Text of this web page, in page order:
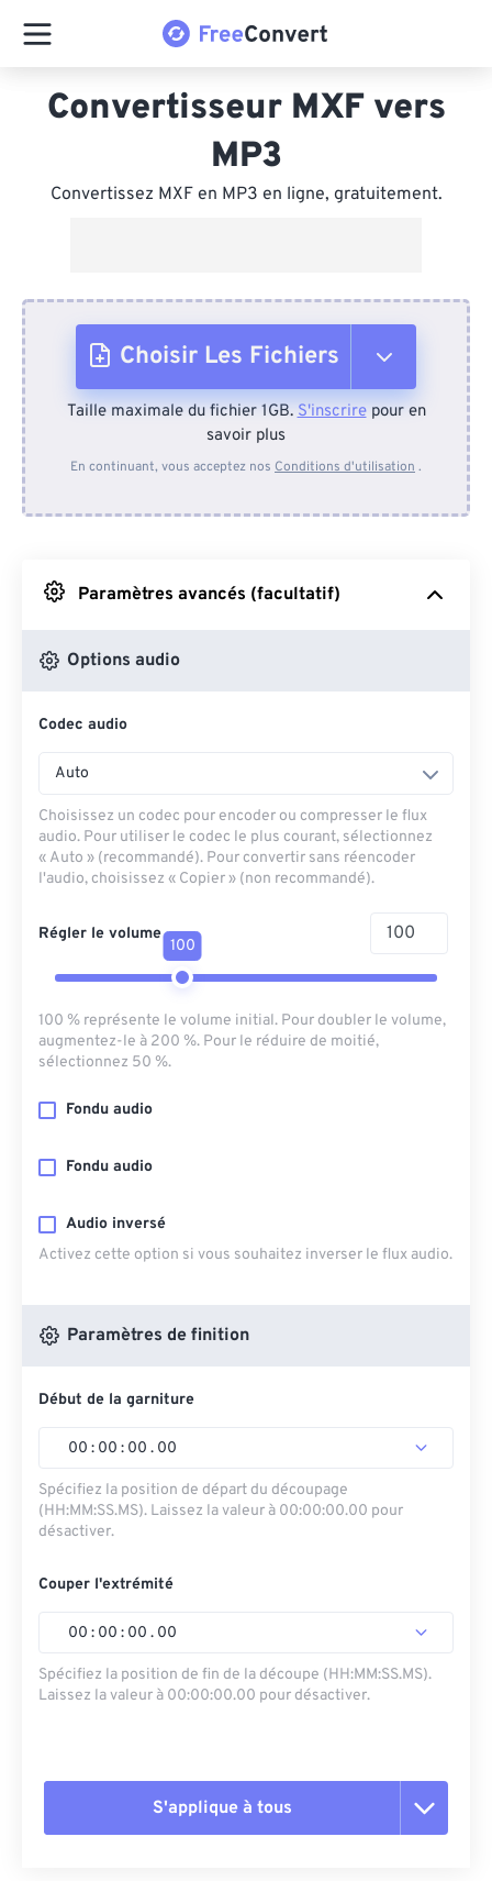
Convertisseur MXF vers
MP3
Convertissez MXF en MP3 en ligne, gratuitement.
Choisir Les Fichiers
Depuis l'appareil
Depuis Google Drive
Depuis OneDrive
Taille maximale du fichier 1GB.S'inscrirepour en
savoir plus
En continuant, vous acceptez nos Conditions d'utilisation .
Paramètres avancés (facultatif)
Options audio
Codec audio
Auto
Choisissez un codec pour encoder ou compresser le flux
audio. Pour utiliser le codec le plus courant, sélectionnez
« Auto » (recommandé). Pour convertir sans réencoder
l'audio, choisissez « Copier » (non recommandé).
Régler le volume
100
100 % représente le volume initial. Pour doubler le volume,
augmentez-le à 200 %. Pour le réduire de moitié,
sélectionnez 50 %.
Fondu audio
Fondu audio
Audio inversé
Activez cette option si vous souhaitez inverser le flux audio.
Paramètres de finition
Début de la garniture
00 : 00 : 00 . 00
Spécifiez la position de départ du découpage
(HH:MM:SS.MS). Laissez la valeur à 00:00:00.00 pour
désactiver.
Couper l'extrémité
00 : 00 : 00 . 00
Spécifiez la position de fin de la découpe (HH:MM:SS.MS).
Laissez la valeur à 00:00:00.00 pour désactiver.
S'applique à tous